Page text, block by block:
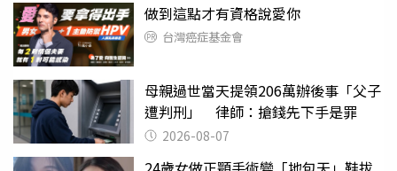
做到這點才有資格說愛你
台灣癌症基金會
母親過世當天提領206萬辦後事「父子
遭判刑」 律師：搶錢先下手是罪
2026-08-07